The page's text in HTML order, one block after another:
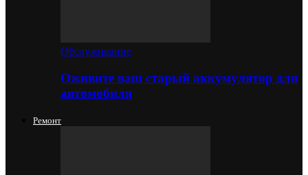
Обслуживание
Оживите ваш старый аккумулятор для
автомобиля
Ремонт